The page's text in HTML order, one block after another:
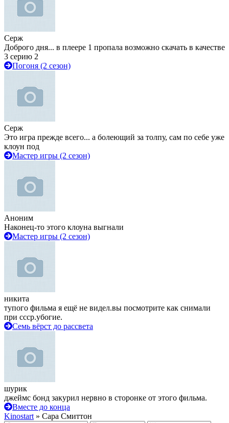
Серж
Доброго дня... в плеере 1 пропала возможно скачать в качестве
3 серию 2
Погоня (2 сезон)
Серж
Это игра прежде всего... а болеющий за толпу, сам по себе уже
клоун под
Мастер игры (2 сезон)
Аноним
Наконец-то этого клоуна выгнали
Мастер игры (2 сезон)
никита
тупого фильма я ещё не видел.вы посмотрите как снимали
при ссср.убогие.
Семь вёрст до рассвета
шурик
джеймс бонд закурил нервно в сторонке от этого фильма.
Вместе до конца
Kinostart » Сара Смиттон